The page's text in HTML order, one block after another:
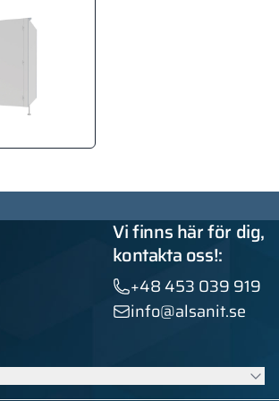
Vi finns här för dig,
kontakta oss!:
+48 453 039 919
info@alsanit.se